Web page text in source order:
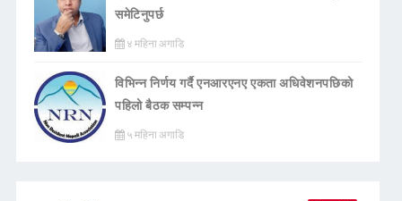
समेटिनुपर्छ
४ महिना अगाडि
विभिन्न निर्णय गर्दै एनआरएनए एकता अधिवेशनपछिको
पहिलो बैठक सम्पन्न
५ महिना अगाडि